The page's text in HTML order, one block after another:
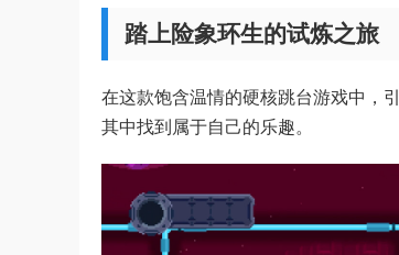
踏上险象环生的试炼之旅
在这款饱含温情的硬核跳台游戏中，
其中找到属于自己的乐趣。